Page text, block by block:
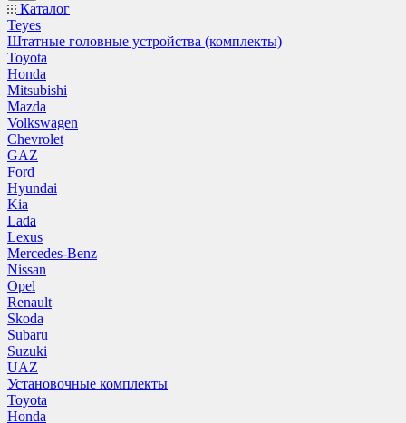
Каталог
Teyes
Штатные головные устройства (комплекты)
Toyota
Honda
Mitsubishi
Mazda
Volkswagen
Chevrolet
GAZ
Ford
Hyundai
Kia
Lada
Lexus
Mercedes-Benz
Nissan
Opel
Renault
Skoda
Subaru
Suzuki
UAZ
Установочные комплекты
Toyota
Honda